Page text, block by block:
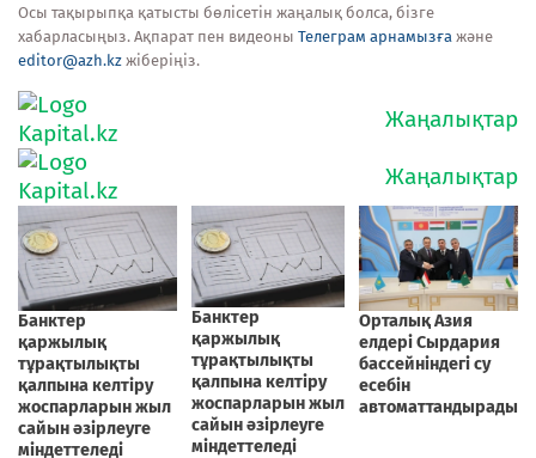
Осы тақырыпқа қатысты бөлісетін жаңалық болса, бізге
хабарласыңыз. Ақпарат пен видеоны Телеграм арнамызға және
editor@azh.kz жіберіңіз.